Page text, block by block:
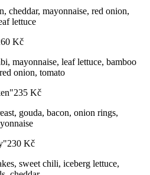
cheddar, mayonnaise, red onion,
lettuce
Kč
mayonnaise, leaf lettuce, bamboo
onion, tomato
235 Kč
gouda, bacon, onion rings,
230 Kč
sweet chili, iceberg lettuce,